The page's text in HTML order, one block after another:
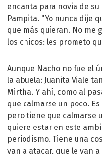
encanta para novia de
Pampita. "Yo nunca dije
que más quieran. No me
los chicos: les prometo
Aunque Nacho no fue el
la abuela: Juanita Viale
Mirtha. Y ahí, como al
que calmarse un poco.
pero tiene que calmarse
quiere estar en este
periodismo. Tiene una
van a atacar, que le van